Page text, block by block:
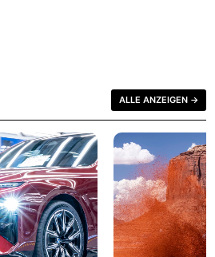
ALLE ANZEIGEN →